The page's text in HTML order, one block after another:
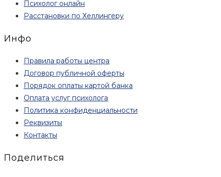
Психолог онлайн
Расстановки по Хеллингеру
Инфо
Правила работы центра
Договор публичной оферты
Порядок оплаты картой банка
Оплата услуг психолога
Политика конфиденциальности
Реквизиты
Контакты
Поделиться